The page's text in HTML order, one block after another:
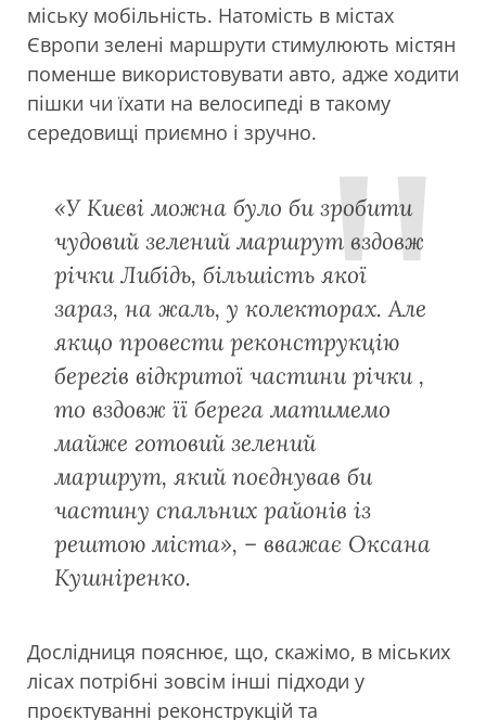
міську мобільність. Натомість в містах
Європи зелені маршрути стимулюють містян
поменше використовувати авто, адже ходити
пішки чи їхати на велосипеді в такому
середовищі приємно і зручно.
«У Києві можна було би зробити
чудовий зелений маршрут вздовж
річки Либідь, більшість якої
зараз, на жаль, у колекторах. Але
якщо провести реконструкцію
берегів відкритої частини річки ,
то вздовж її берега матимемо
майже готовий зелений
маршрут, який поєднував би
частину спальних районів із
рештою міста», – вважає Оксана
Кушніренко.
Дослідниця пояснює, що, скажімо, в міських
лісах потрібні зовсім інші підходи у
проєктуванні реконструкцій та